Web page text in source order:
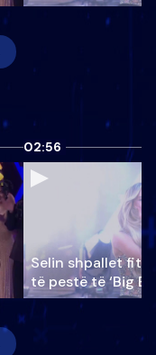
02:56
Selin shpallet
të pestë të ‘Big